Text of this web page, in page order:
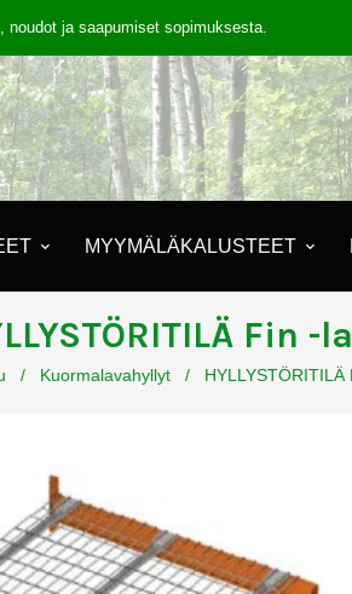
noudot ja saapumiset sopimuksesta.
MYYMÄLÄKALUSTEET
Fin -
/ Kuormalavahyllyt / HYLLYSTÖRITILÄ